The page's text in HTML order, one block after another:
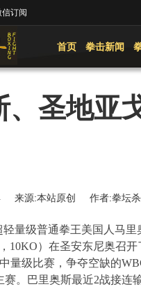
信订阅
首页 拳击新闻
、圣地亚
来源:本站原创 作者:拳
轻量级普通拳王美国人马里
， 10KO）在圣安东尼奥召
量级比赛，争夺空缺的
赛。巴里奥斯最近2战接连